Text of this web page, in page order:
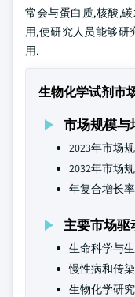
常会与蛋白质,核酸,
用,使研究人员能够研
用.
生物化学试剂市
市场规模与
2023年市场
2032年市场
年复合增长
主要市场驱
生命科学与
慢性病和传
生物化学研